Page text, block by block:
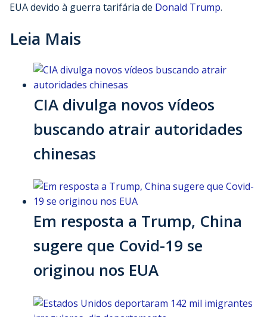
EUA devido à guerra tarifária de Donald Trump.
Leia Mais
CIA divulga novos vídeos
buscando atrair autoridades
chinesas
Em resposta a Trump, China
sugere que Covid-19 se
originou nos EUA